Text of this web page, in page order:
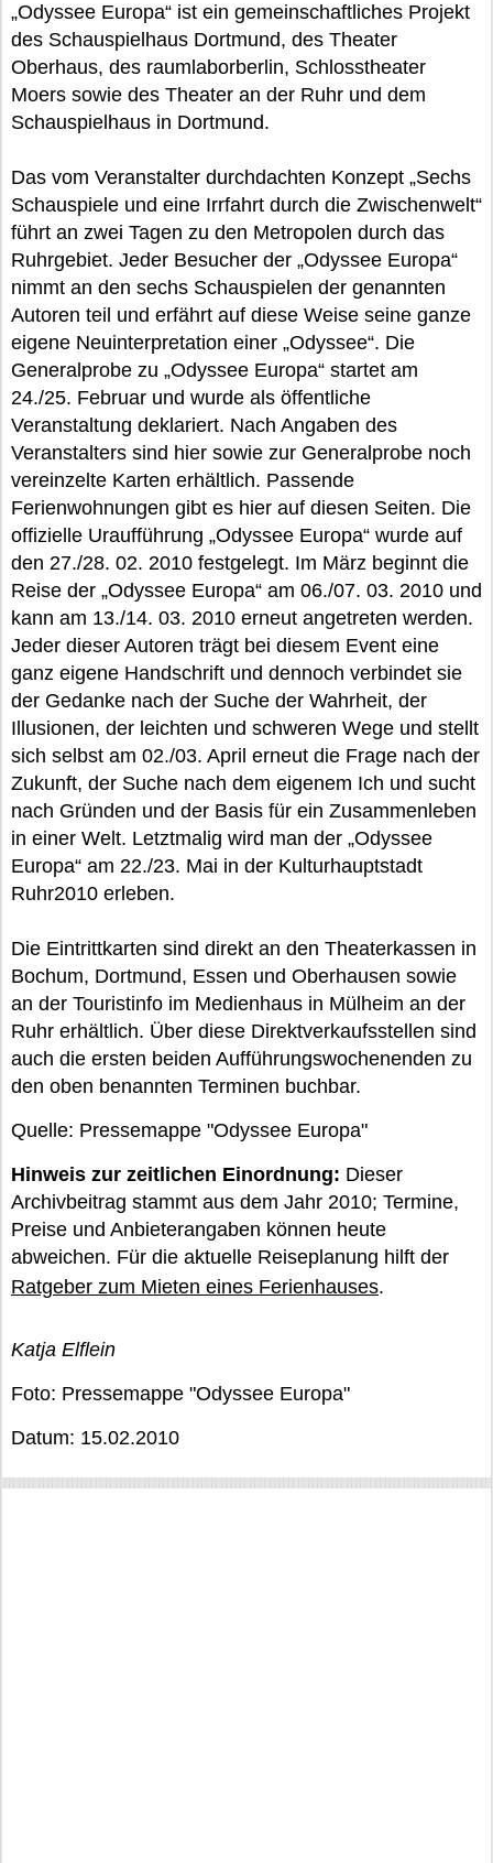
„Odyssee Europa“ ist ein gemeinschaftliches Projekt
des Schauspielhaus Dortmund, des Theater
Oberhaus, des raumlaborberlin, Schlosstheater
Moers sowie des Theater an der Ruhr und dem
Schauspielhaus in Dortmund.
Das vom Veranstalter durchdachten Konzept „Sechs
Schauspiele und eine Irrfahrt durch die Zwischenwelt“
führt an zwei Tagen zu den Metropolen durch das
Ruhrgebiet. Jeder Besucher der „Odyssee Europa“
nimmt an den sechs Schauspielen der genannten
Autoren teil und erfährt auf diese Weise seine ganze
eigene Neuinterpretation einer „Odyssee“. Die
Generalprobe zu „Odyssee Europa“ startet am
24./25. Februar und wurde als öffentliche
Veranstaltung deklariert. Nach Angaben des
Veranstalters sind hier sowie zur Generalprobe noch
vereinzelte Karten erhältlich. Passende
Ferienwohnungen gibt es hier auf diesen Seiten. Die
offizielle Uraufführung „Odyssee Europa“ wurde auf
den 27./28. 02. 2010 festgelegt. Im März beginnt die
Reise der „Odyssee Europa“ am 06./07. 03. 2010 und
kann am 13./14. 03. 2010 erneut angetreten werden.
Jeder dieser Autoren trägt bei diesem Event eine
ganz eigene Handschrift und dennoch verbindet sie
der Gedanke nach der Suche der Wahrheit, der
Illusionen, der leichten und schweren Wege und stellt
sich selbst am 02./03. April erneut die Frage nach der
Zukunft, der Suche nach dem eigenem Ich und sucht
nach Gründen und der Basis für ein Zusammenleben
in einer Welt. Letztmalig wird man der „Odyssee
Europa“ am 22./23. Mai in der Kulturhauptstadt
Ruhr2010 erleben.
Die Eintrittkarten sind direkt an den Theaterkassen in
Bochum, Dortmund, Essen und Oberhausen sowie
an der Touristinfo im Medienhaus in Mülheim an der
Ruhr erhältlich. Über diese Direktverkaufsstellen sind
auch die ersten beiden Aufführungswochenenden zu
den oben benannten Terminen buchbar.
Quelle: Pressemappe "Odyssee Europa"
Hinweis zur zeitlichen Einordnung: Dieser
Archivbeitrag stammt aus dem Jahr 2010; Termine,
Preise und Anbieterangaben können heute
abweichen. Für die aktuelle Reiseplanung hilft der
Ratgeber zum Mieten eines Ferienhauses.
Katja Elflein
Foto: Pressemappe "Odyssee Europa"
Datum: 15.02.2010